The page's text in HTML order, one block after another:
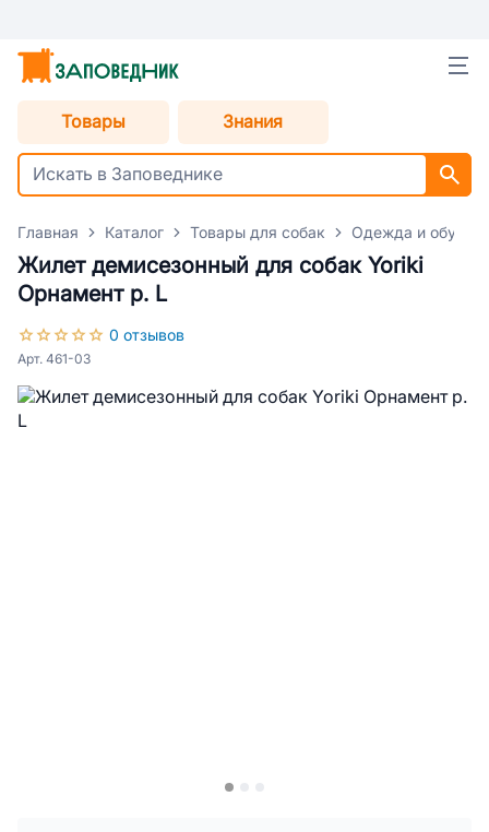
Товары Знания
Главная Каталог Товары для собак Одежда и обувь
Жилет демисезонный для собак Yoriki
Орнамент р. L
0 отзывов
Арт. 461-03